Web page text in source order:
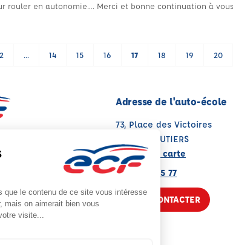
rouler en autonomie…. Merci et bonne continuation à
2 ... 14 15 16 17 18 19 20
5
calculée sur 134 avis
Adresse de l'auto-école
73, Place des Victoires
73600 MOUTIERS
Voir sur la carte
04 79 24 25 77
NOUS CONTACTER